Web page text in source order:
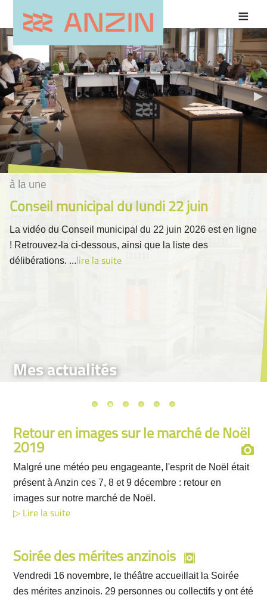
Mes actualités
à la une
Conseil municipal du lundi 22 juin
La vidéo du Conseil municipal du 22 juin 2026 est en ligne
! Retrouvez-la ci-dessous, ainsi que la liste des
délibérations. ... lire la suite
Retour en images sur le marché de Noël
2019
Malgré une météo peu engageante, l'esprit de Noël était
présent à Anzin ces 7, 8 et 9 décembre : retour en
images sur notre marché de Noël.
Lire la suite
Soirée des mérites anzinois
Vendredi 16 novembre, le théâtre accueillait la Soirée
des mérites anzinois. 29 personnes ou collectifs y ont été